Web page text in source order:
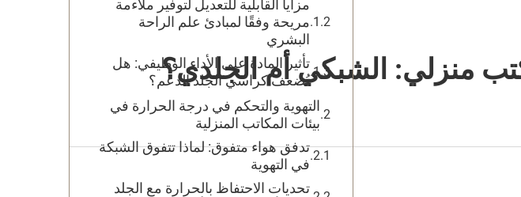
منزلي: الشبكي أم الجلدي؟
مزايا القابلية للتعديل لتوفير ملاءمة
مريحة وفقًا لمبادئ علم الراحة
البشري
تأثير المادة على الأداء الوظيفي: هل
تُضعف كراسي الجلد الدعم؟
التهوية والتحكم في درجة الحرارة في
بيئات المكاتب المنزلية
تدفق هواء متفوق: لماذا تتفوق الشبكة
في التهوية
تحديات الاحتفاظ بالحرارة مع الجلد